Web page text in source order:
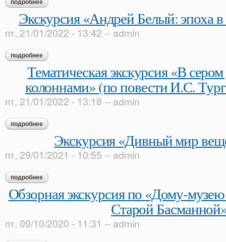
подробнее о летняя площадка. интерактивная программа с мастер-
Экскурсия «Андрей Белый: эпоха в
пт, 21/01/2022 - 13:42 -- admin
подробнее о экскурсия «андрей белый: эпоха в зеркале судьбы»
Тематическая экскурсия «В
колоннами» (по повести И.С.
пт, 21/01/2022 - 13:18 -- admin
подробнее о тематическая экскурсия «в сером доме с белыми
Экскурсия «Дивный мир
пт, 29/01/2021 - 10:55 -- admin
подробнее о экскурсия «дивный мир вещей и слов»
Обзорная экскурсия по «Дому-
Старой
пт, 09/10/2020 - 11:31 -- admin